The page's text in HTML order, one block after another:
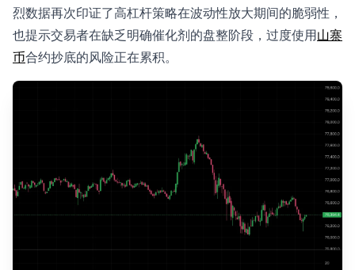
烈数据再次印证了高杠杆策略在波动性放大期间的脆弱性，
也提示交易者在缺乏明确催化剂的盘整阶段，过度使用山寨
币合约抄底的风险正在累积。